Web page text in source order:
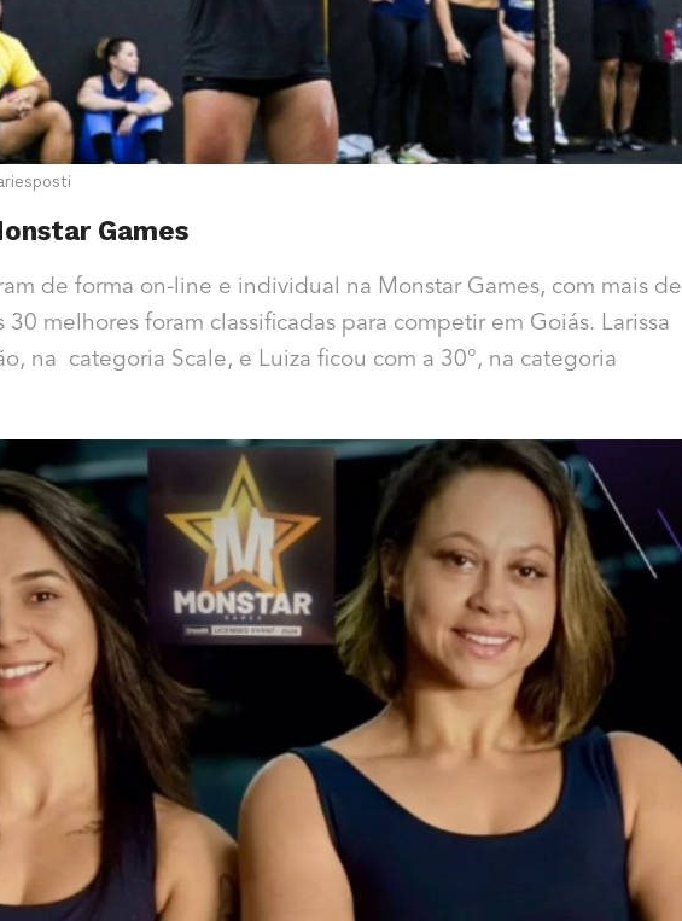
Games
de forma on-line e individual na Monstar Games, com mais de
30 melhores foram classificadas para competir em Goiás. Larissa
na categoria Scale, e Luiza ficou com a 30°, na categoria